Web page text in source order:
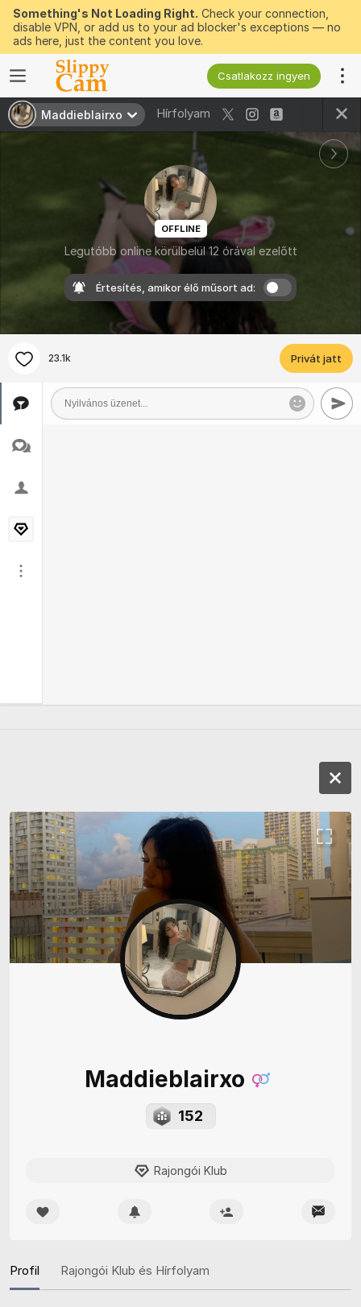
Something's Not Loading Right. Check your connection,
disable VPN, or add us to your ad blocker's exceptions — no
ads here, just the content you love.
Csatlakozz ingyen
Maddieblairxo Hírfolyam
OFFLINE
Legutóbb online körülbelül 12 órával ezelőtt
Értesítés, amikor élő műsort ad:
23.1k Privát jatt
Maddieblairxo
152
Rajongói Klub
Profil Rajongói Klub és Hírfolyam